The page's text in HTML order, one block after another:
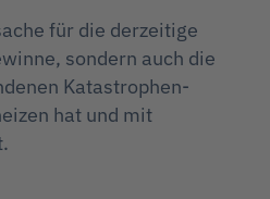
für die derzeitige
sondern auch die
Katastrophen-
hat und mit